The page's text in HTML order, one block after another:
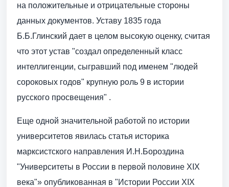
на положительные и отрицательные стороны
данных документов. Уставу 1835 года
Б.Б.Глинский дает в целом высокую оценку, считая
что этот устав "создал определенный класс
интеллигенции, сыгравший под именем "людей
сороковых годов" крупную роль 9 в истории
русского просвещения" .
Еще одной значительной работой по истории
университетов явилась статья историка
марксистского направления И.Н.Бороздина
"Университеты в России в первой половине XIX
века"» опубликованная в "Истории России XIX